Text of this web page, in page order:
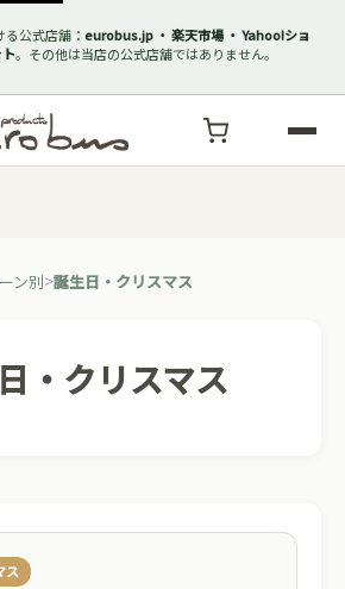
公式店舗： eurobus.jp ・ 楽天市場 ・ Yahoo!ショ
。その他は当店の公式店舗ではありません。
ン別 誕生日・クリスマス
・クリスマス
ス